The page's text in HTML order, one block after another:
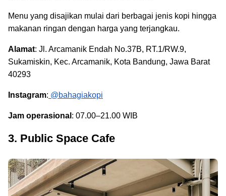
Menu yang disajikan mulai dari berbagai jenis kopi hingga
makanan ringan dengan harga yang terjangkau.
Alamat: Jl. Arcamanik Endah No.37B, RT.1/RW.9,
Sukamiskin, Kec. Arcamanik, Kota Bandung, Jawa Barat
40293
Instagram: @bahagiakopi
Jam operasional : 07.00–21.00 WIB
3. Public Space Cafe